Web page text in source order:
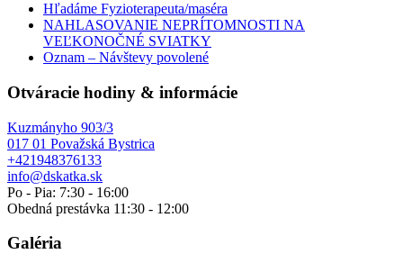
Hľadáme Fyzioterapeuta/maséra
NAHLASOVANIE NEPRÍTOMNOSTI NA
VEĽKONOČNÉ SVIATKY
Oznam – Návštevy povolené
Otváracie hodiny & informácie
Kuzmányho 903/3
017 01 Považská Bystrica
+421948376133
info@dskatka.sk
Po - Pia: 7:30 - 16:00
Obedná prestávka 11:30 - 12:00
Galéria